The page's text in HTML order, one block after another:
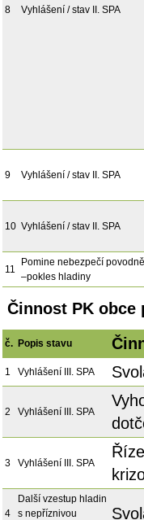
8 Vyhlášení / stav II. SPA
9 Vyhlášení / stav II. SPA
10 Vyhlášení / stav II. SPA
11
Pomine nebezpečí povodně
–pokles hladiny
Činnost PK obce
č. Popis stavu
1 Vyhlášení III. SPA
2 Vyhlášení III. SPA
3 Vyhlášení III. SPA
4
Další vzestup hladin
s nepříznivou